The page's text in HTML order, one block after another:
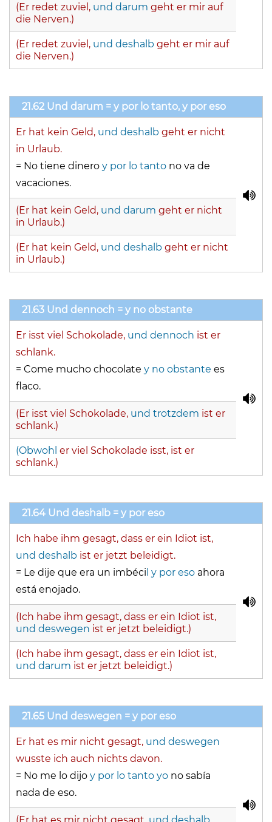
(Er redet zuviel, und darum geht er mir auf
die Nerven.)
(Er redet zuviel, und deshalb geht er mir auf
die Nerven.)
21.62 Und darum = y por lo tanto, y por eso
Er hat kein Geld, und deshalb geht er nicht
in Urlaub.
= No tiene dinero y por lo tanto no va de
vacaciones.
(Er hat kein Geld, und darum geht er nicht
in Urlaub.)
(Er hat kein Geld, und deshalb geht er nicht
in Urlaub.)
21.63 Und dennoch = y no obstante
Er isst viel Schokolade, und dennoch ist er
schlank.
= Come mucho chocolate y no obstante es
flaco.
(Er isst viel Schokolade, und trotzdem ist er
schlank.)
(Obwohl er viel Schokolade isst, ist er
schlank.)
21.64 Und deshalb = y por eso
Ich habe ihm gesagt, dass er ein Idiot ist,
und deshalb ist er jetzt beleidigt.
= Le dije que era un imbéci l y por eso ahora
está enojado.
(Ich habe ihm gesagt, dass er ein Idiot ist,
und deswegen ist er jetzt beleidigt.)
(Ich habe ihm gesagt, dass er ein Idiot ist,
und darum ist er jetzt beleidigt.)
21.65 Und deswegen = y por eso
Er hat es mir nicht gesagt, und deswegen
wusste ich auch nichts davon.
= No me lo dijo y por lo tanto yo no sabía
nada de eso.